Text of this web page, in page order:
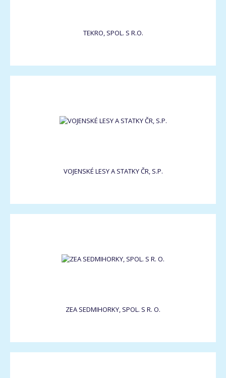
TEKRO, SPOL. S R.O.
VOJENSKÉ LESY A STATKY ČR, S.P.
ZEA SEDMIHORKY, SPOL. S R. O.